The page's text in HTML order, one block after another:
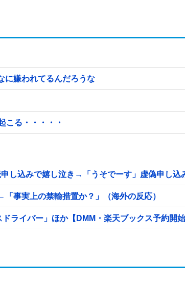
に嫌われてるんだろうな
こる・・・・・
し込みで嬉し泣き→「うそでーす」虚偽申し
事実上の禁輸措置か？」（海外の反応）
ライバー」ほか【DMM・楽天ブックス予約開始